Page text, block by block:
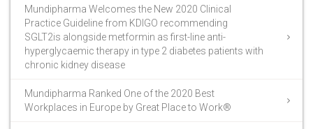
Mundipharma Welcomes the New 2020 Clinical
Practice Guideline from KDIGO recommending
SGLT2is alongside metformin as first-line anti-
hyperglycaemic therapy in type 2 diabetes patients with
chronic kidney disease
Mundipharma Ranked One of the 2020 Best
Workplaces in Europe by Great Place to Work®